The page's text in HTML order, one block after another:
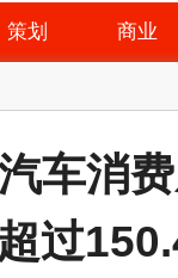
策划 商业
车消
过